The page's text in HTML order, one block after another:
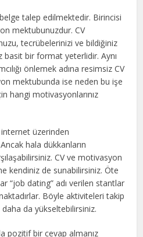
talep edilmektedir. Birincisi
mektubunuzdur. CV
tecrübelerinizi ve bildiğiniz
basit bir format yeterlidir. Aynı
önlemek adına resimsiz CV
mektubunda ise neden bu işe
hangi motivasyonlarınız
üzerinden
hala dükkanların
CV ve motivasyon
kendiniz de sunabilirsiniz. Öte
“job dating” adı verilen stantlar
Böyle aktiviteleri takip
daha da yükseltebilirsiniz.
pozitif bir cevap almanız